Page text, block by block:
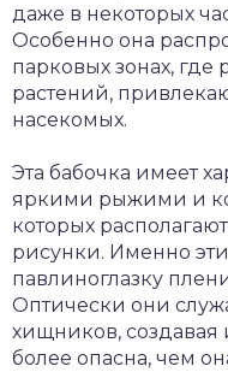
даже в некоторых
Особенно она
парковых зонах, где
растений,
насекомых.
Эта бабочка имеет
яркими рыжими и
которых
рисунки. Именно эти
павлиноглазку
Оптически они
хищников, создавая
более опасна, чем